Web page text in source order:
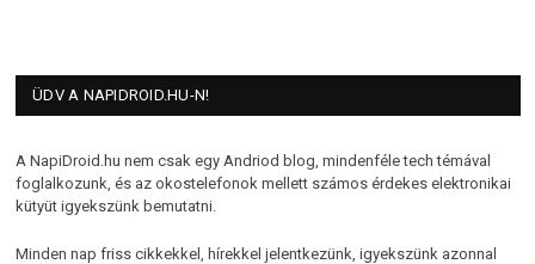
ÜDV A NAPIDROID.HU-N!
A NapiDroid.hu nem csak egy Andriod blog, mindenféle tech témával
foglalkozunk, és az okostelefonok mellett számos érdekes elektronikai
kütyüt igyekszünk bemutatni.
Minden nap friss cikkekkel, hírekkel jelentkezünk, igyekszünk azonnal